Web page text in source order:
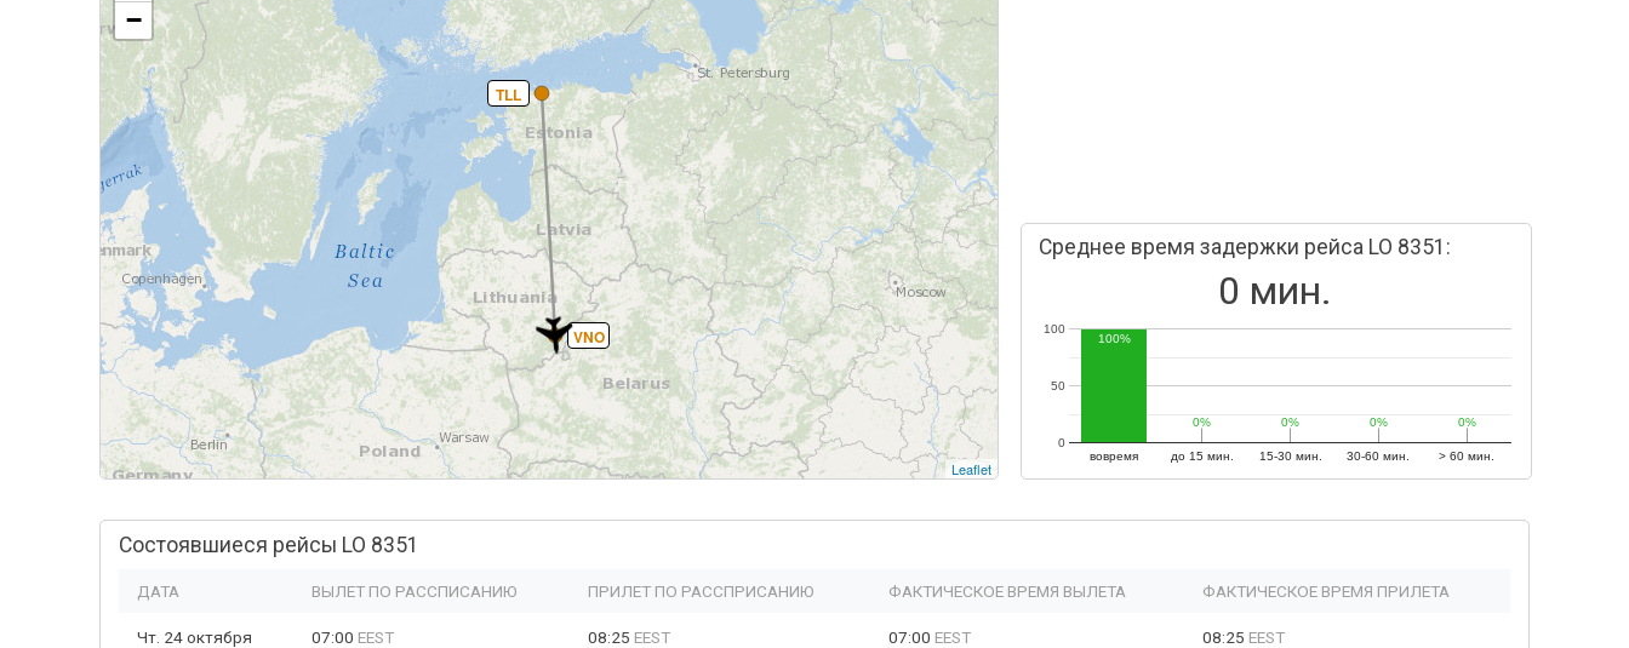
TLL
VNO
−
Leaflet
Среднее время задержки рейса LO 8351:
0 мин.
вовремя до 15 мин. 15-30 мин. 30-60 мин. > 60 мин.
0
50
100
100%
0%
0% 0%
0% 0%
0% 0%
0%
Состоявшиеся рейсы LO 8351
ДАТА ВЫЛЕТ ПО РАССПИСАНИЮ ПРИЛЕТ ПО РАССПРИСАНИЮ ФАКТИЧЕСКОЕ ВРЕМЯ ВЫЛЕТА ФАКТИЧЕСКОЕ ВРЕМЯ ПРИЛЕТА
Чт. 24 октября 07:00 EEST 08:25 EEST 07:00 EEST 08:25 EEST